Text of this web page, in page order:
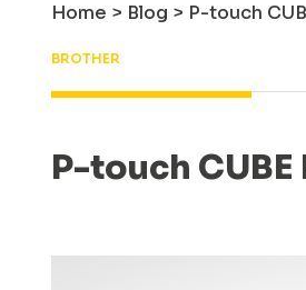
Home > Blog > P-touch
BROTHER
P-touch